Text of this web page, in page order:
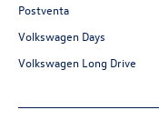
Postventa
Volkswagen Days
Volkswagen Long Drive